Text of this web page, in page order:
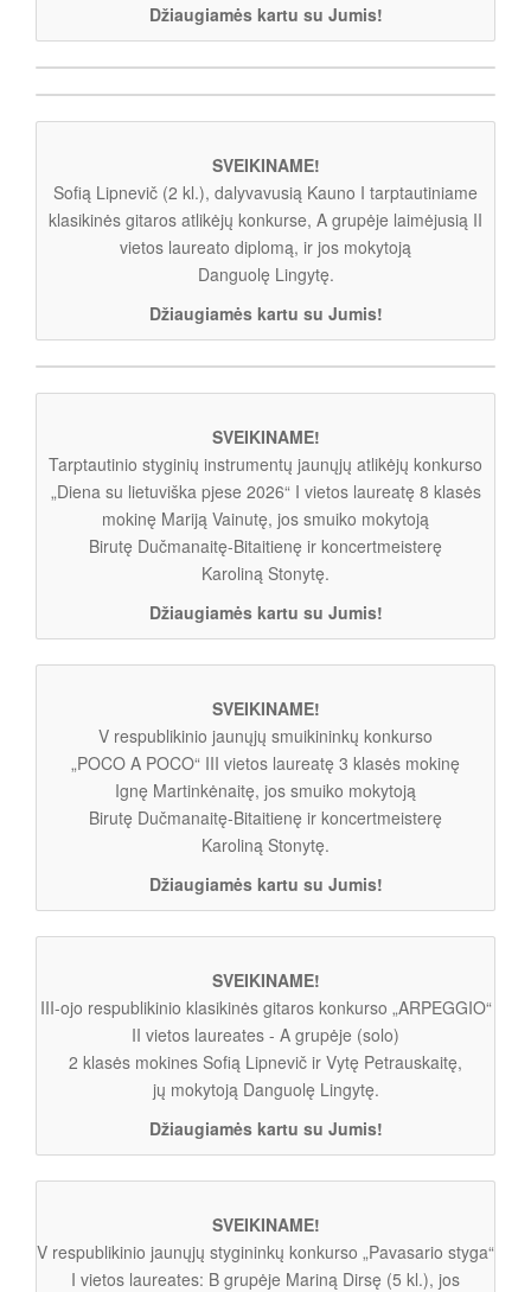
Džiaugiamės kartu su Jumis!
SVEIKINAME!
Sofią Lipnevič (2 kl.), dalyvavusią Kauno I tarptautiniame
klasikinės gitaros atlikėjų konkurse, A grupėje laimėjusią II
vietos laureato diplomą, ir jos mokytoją
Danguolę Lingytę.
Džiaugiamės kartu su Jumis!
SVEIKINAME!
Tarptautinio styginių instrumentų jaunųjų atlikėjų konkurso
„Diena su lietuviška pjese 2026“ I vietos laureatę 8 klasės
mokinę Mariją Vainutę, jos smuiko mokytoją
Birutę Dučmanaitę-Bitaitienę ir koncertmeisterę
Karoliną Stonytę.
Džiaugiamės kartu su Jumis!
SVEIKINAME!
V respublikinio jaunųjų smuikininkų konkurso
„POCO A POCO“ III vietos laureatę 3 klasės mokinę
Ignę Martinkėnaitę, jos smuiko mokytoją
Birutę Dučmanaitę-Bitaitienę ir koncertmeisterę
Karoliną Stonytę.
Džiaugiamės kartu su Jumis!
SVEIKINAME!
III-ojo respublikinio klasikinės gitaros konkurso „ARPEGGIO“
II vietos laureates - A grupėje (solo)
2 klasės mokines Sofią Lipnevič ir Vytę Petrauskaitę,
jų mokytoją Danguolę Lingytę.
Džiaugiamės kartu su Jumis!
SVEIKINAME!
V respublikinio jaunųjų stygininkų konkurso „Pavasario styga“
I vietos laureates: B grupėje Mariną Dirsę (5 kl.), jos